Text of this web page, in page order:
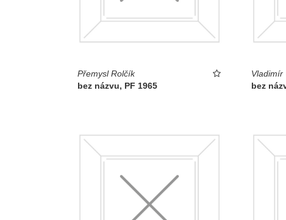
Přemysl Rolčík
bez názvu, PF 1965
Vladimír
bez